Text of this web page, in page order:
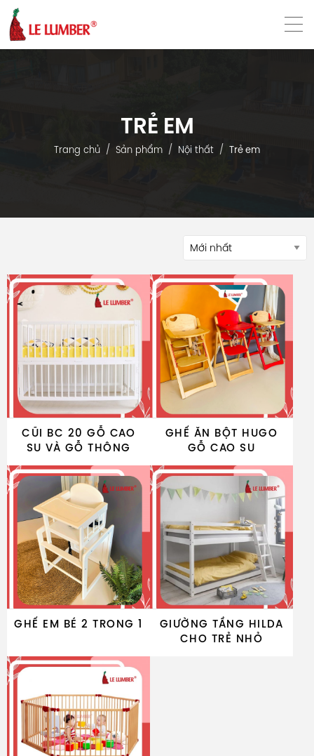
TRẺ EM
Trang chủ Sản phẩm Nội thất Trẻ em
CŨI BC 20 GỖ CAO
SU VÀ GỖ THÔNG
GHẾ ĂN BỘT HUGO
GỖ CAO SU
GHẾ EM BÉ 2 TRONG 1
GIƯỜNG TẦNG HILDA
CHO TRẺ NHỎ